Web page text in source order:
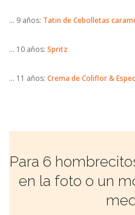
… 9 años: Tatin de Cebolletas
… 10 años: Spritz
… 11 años: Crema de Coliflor &
Para 6
en la foto o un